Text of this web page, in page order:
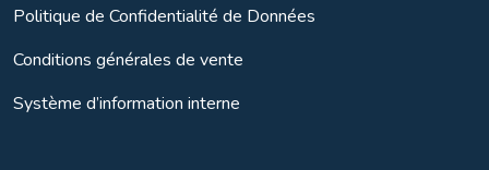
Politique de Confidentialité de Données
Conditions générales de vente
Système d’information interne